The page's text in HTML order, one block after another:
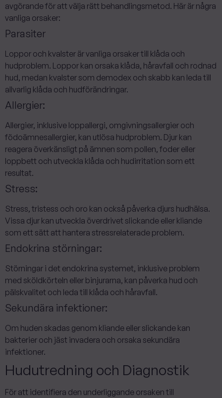
avgörande för att välja rätt behandlingsmetod. Här är några
vanliga orsaker:
Parasiter
Loppor och kvalster är vanliga orsaker till klåda och
hudproblem. Loppor kan orsaka klåda, håravfall och rodnad
hud, medan kvalster som demodex och skabb kan leda till
allvarlig klåda och hudförändringar.
Allergier:
Allergier, inklusive loppallergi, omgivningsallergier och
födoämnesallergier, kan utlösa hudproblem. Djur kan
reagera överkänsligt på ämnen som pollen, foder eller
loppbett och utveckla klåda och hudirritation som ett
resultat.
Stress:
Stress, tristess och oro kan också påverka djurs hudhälsa.
Vissa djur kan utveckla överdrivet slickande eller kliande
som ett sätt att hantera stressrelaterade problem.
Endokrina störningar:
Störningar i det endokrina systemet, inklusive problem
med sköldkörteln eller binjurarna, kan påverka hud och
pälskvalitet och leda till klåda och håravfall.
Sekundära infektioner:
Om huden skadas genom kliande eller slickande kan
bakterier och jäst invadera och orsaka sekundära
infektioner. ‍
Hudutredning och Diagnostik
För att identifiera den underliggande orsaken till